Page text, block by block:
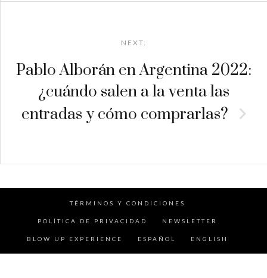
NEXT:
Pablo Alborán en Argentina 2022:
¿cuándo salen a la venta las
entradas y cómo comprarlas?
TÉRMINOS Y CONDICIONES
POLÍTICA DE PRIVACIDAD NEWSLETTER
BLOW UP EXPERIENCE ESPAÑOL ENGLISH